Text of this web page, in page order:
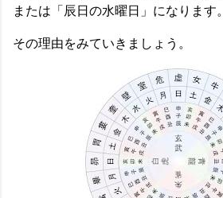
または「辰日の水曜日」になります。
その理由をみていきましょう。